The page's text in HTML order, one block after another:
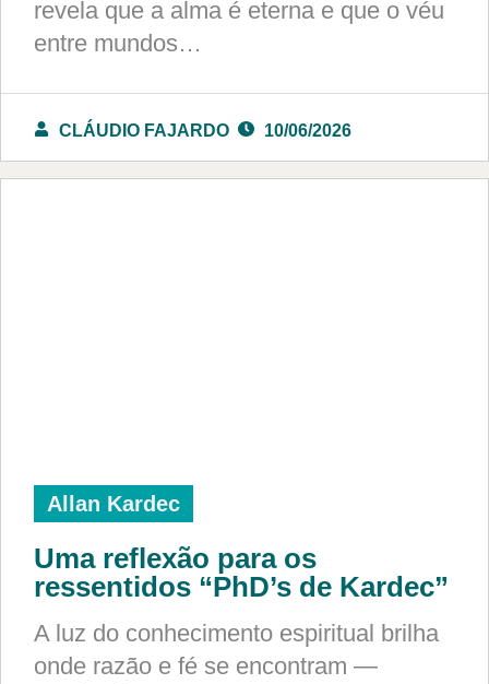
revela que a alma é eterna e que o véu
entre mundos…
CLÁUDIO FAJARDO 10/06/2026
Allan Kardec
Uma reflexão para os
ressentidos “PhD’s de Kardec”
A luz do conhecimento espiritual brilha
onde razão e fé se encontram —